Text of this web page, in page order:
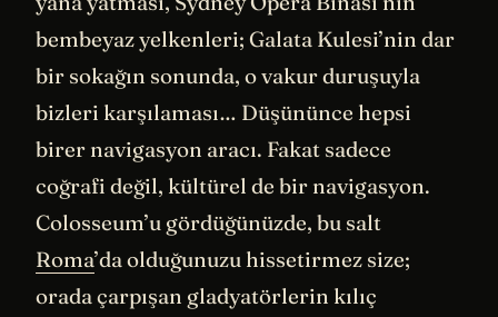
bembeyaz yelkenleri; Galata Kulesi’nin dar
bir sokağın sonunda, o vakur duruşuyla
bizleri karşılaması… Düşününce hepsi
birer navigasyon aracı. Fakat sadece
coğrafi değil, kültürel de bir navigasyon.
Colosseum’u gördüğünüzde, bu salt
Roma’da olduğunuzu hissetirmez size;
orada çarpışan gladyatörlerin kılıç